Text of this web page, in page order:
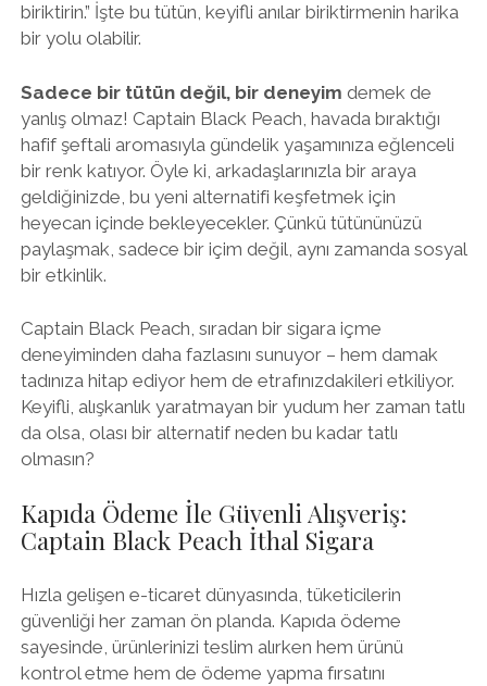
biriktirin.” İşte bu tütün, keyifli anılar biriktirmenin harika
bir yolu olabilir.
Sadece bir tütün değil, bir deneyim demek de
yanlış olmaz! Captain Black Peach, havada bıraktığı
hafif şeftali aromasıyla gündelik yaşamınıza eğlenceli
bir renk katıyor. Öyle ki, arkadaşlarınızla bir araya
geldiğinizde, bu yeni alternatifi keşfetmek için
heyecan içinde bekleyecekler. Çünkü tütününüzü
paylaşmak, sadece bir içim değil, aynı zamanda sosyal
bir etkinlik.
Captain Black Peach, sıradan bir sigara içme
deneyiminden daha fazlasını sunuyor – hem damak
tadınıza hitap ediyor hem de etrafınızdakileri etkiliyor.
Keyifli, alışkanlık yaratmayan bir yudum her zaman tatlı
da olsa, olası bir alternatif neden bu kadar tatlı
olmasın?
Kapıda Ödeme İle Güvenli Alışveriş:
Captain Black Peach İthal Sigara
Hızla gelişen e-ticaret dünyasında, tüketicilerin
güvenliği her zaman ön planda. Kapıda ödeme
sayesinde, ürünlerinizi teslim alırken hem ürünü
kontrol etme hem de ödeme yapma fırsatını